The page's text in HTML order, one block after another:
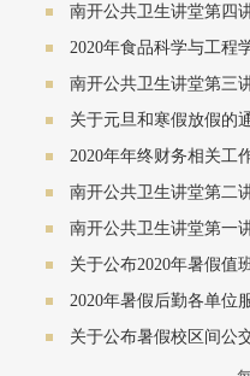
南开公共卫生讲堂第
2020年食品科学与工
南开公共卫生讲堂第
关于元旦和寒假放假的
2020年年终财务相关工
南开公共卫生讲堂第
南开公共卫生讲堂第
关于公布2020年暑假值
2020年暑假后勤各单位
关于公布暑假校区间公